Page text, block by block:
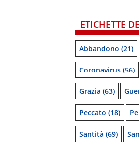
ETICHETTE
Abbandono (21)
Coronavirus (56)
Grazia (63)
Peccato (18)
Santità (69)